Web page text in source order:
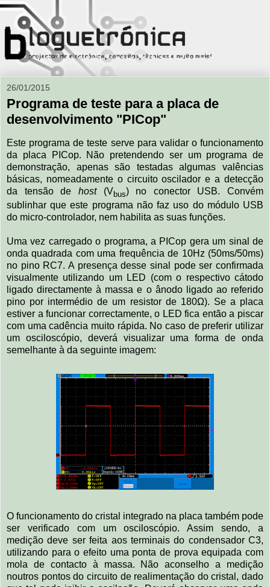
26/01/2015
Programa de teste para a placa de
desenvolvimento "PICop"
Este programa de teste serve para validar o funcionamento
da placa PICop. Não pretendendo ser um programa de
demonstração, apenas são testadas algumas valências
básicas, nomeadamente o circuito oscilador e a detecção
da tensão de host(Vbus) no conector USB. Convém
sublinhar que este programa não faz uso do módulo USB
do micro-controlador, nem habilita as suas funções.
Uma vez carregado o programa, a PICop gera um sinal de
onda quadrada com uma frequência de 10Hz (50ms/50ms)
no pino RC7. A presença desse sinal pode ser confirmada
visualmente utilizando um LED (com o respectivo cátodo
ligado directamente à massa e o ânodo ligado ao referido
pino por intermédio de um resistor de 180Ω). Se a placa
estiver a funcionar correctamente, o LED fica então a piscar
com uma cadência muito rápida. No caso de preferir utilizar
um osciloscópio, deverá visualizar uma forma de onda
semelhante à da seguinte imagem:
O funcionamento do cristal integrado na placa também pode
ser verificado com um osciloscópio. Assim sendo, a
medição deve ser feita aos terminais do condensador C3,
utilizando para o efeito uma ponta de prova equipada com
mola de contacto à massa. Não aconselho a medição
noutros pontos do circuito de realimentação do cristal, dado